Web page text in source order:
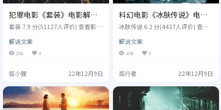
犯罪电影《套装》电影解说
文案/片源
套装 7.9 分(51127人评价) 查看影评
fit 导演: 格拉汉姆摩尔 演员: 马克里
朗斯,佐伊达奇,迪伦奥布莱恩,强尼
弗林,妮基阿姆卡-伯德,西蒙拉塞尔
家/地区: 美国 年份: 2022 雷纳德
位手艺精湛的裁缝，一场火灾之
后，他离开了伦敦，来到芝加哥，
在这里经营着一…
解说文案
236 0
狐小狸 22年12月9日
科幻电影《冰肤传说》电影
解说文案/片源
冰肤传说 6.2 分(4437人评价) 查看
La piel fra,冰肤传说 Cold Skin 导
演: 泽维尔吉恩斯 演员: 雷史蒂文森,
大卫奥克斯,奥拉加里多,温斯洛M岩
萨雷斯 类型: 科幻,惊悚,冒险 制片国
14年第一次世界大战前夕，一名气
象学家被派往南极孤岛上做气候观
测。…
解说文案
498 0
孤行者 22年12月9日